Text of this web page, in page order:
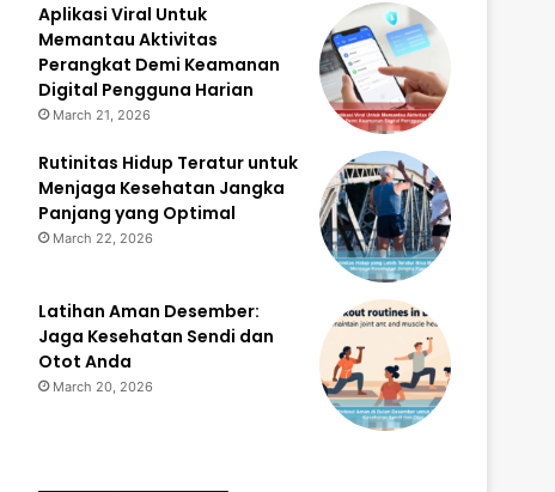
Aplikasi Viral Untuk
Memantau Aktivitas
Perangkat Demi Keamanan
Digital Pengguna Harian
March 21, 2026
Rutinitas Hidup Teratur untuk
Menjaga Kesehatan Jangka
Panjang yang Optimal
March 22, 2026
Latihan Aman Desember:
Jaga Kesehatan Sendi dan
Otot Anda
March 20, 2026